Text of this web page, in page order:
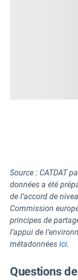
Source : CATDAT
données a été
de l’accord de
Commission
principes de
l’appui de
métadonnées ici.
Questions